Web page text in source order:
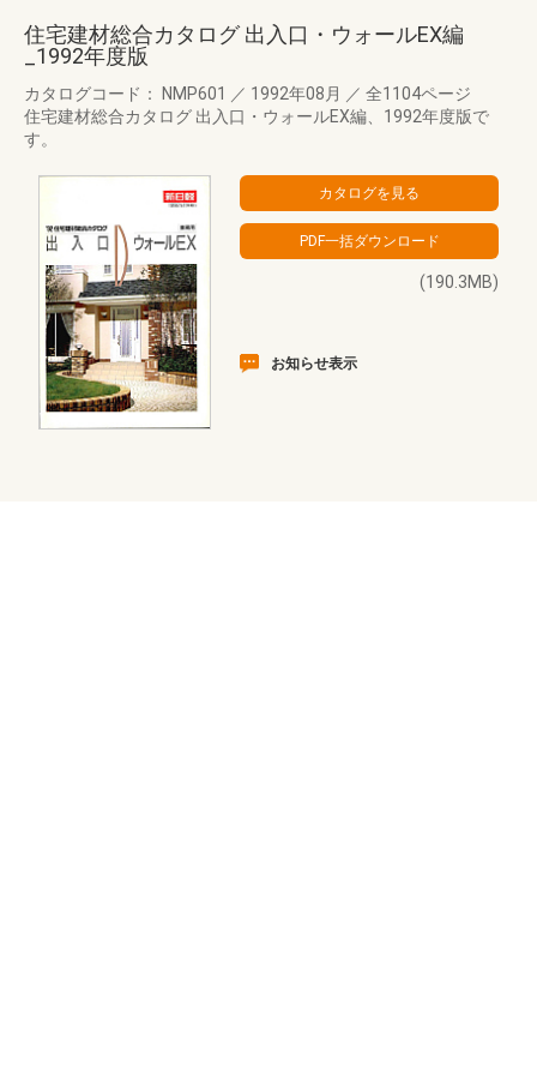
住宅建材総合カタログ 出入口・ウォールEX編
_1992年度版
カタログコード： NMP601 ／ 1992年08月 ／ 全1104ページ
住宅建材総合カタログ 出入口・ウォールEX編、1992年度版で
す。
(190.3MB)
お知らせ表示